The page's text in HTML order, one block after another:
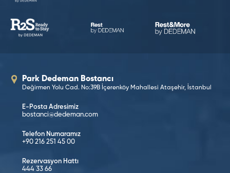
Park Dedeman Bostancı
Değirmen Yolu Cad. No:39B İçerenköy Mahallesi Ataşehir, İstanbul
E-Posta Adresimiz
bostanci@dedeman.com
Telefon Numaramız
+90 216 251 45 00
Rezervasyon Hattı
444 33 66